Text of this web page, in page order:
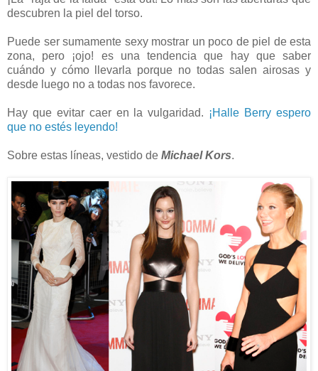
descubren la piel del torso.
Puede ser sumamente sexy mostrar un poco de piel de esta
zona, pero ¡ojo! es una tendencia que hay que saber
cuándo y cómo llevarla porque no todas salen airosas y
desde luego no a todas nos favorece.
Hay que evitar caer en la vulgaridad. ¡Halle Berry espero
que no estés leyendo!
Sobre estas líneas, vestido de Michael Kors.